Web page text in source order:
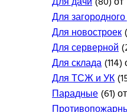
Для
Для новостроек
Для серверной
Для склада
Для ТСЖ и УК
Парадные(61)